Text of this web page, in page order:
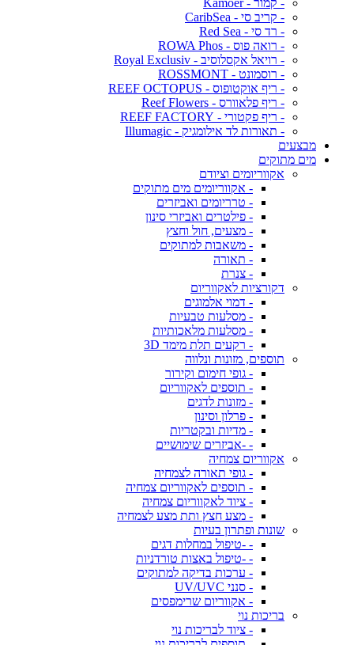
- קמור - Kamoer
- קריב סי - CaribSea
- רד סי - Red Sea
- רואה פוס - ROWA Phos
- רויאל אקסלוסיב - Royal Exclusiv
- רוסמונט - ROSSMONT
- ריף אוקטופוס - REEF OCTOPUS
- ריף פלאוורס - Reef Flowers
- ריף פקטורי - REEF FACTORY
- תאורות לד אילומגיק - Illumagic
מבצעים
מים מתוקים
אקווריומים וציודם
- אקווריומים מים מתוקים
- טרריומים ואביזרים
- פילטרים ואביזרי סינון
- מצעים, חול וחצץ
- משאבות למתוקים
- תאורה
- צנרת
דקורציות לאקווריום
- דמוי אלמוגים
- מסלעות טבעיות
- מסלעות מלאכותיות
- רקעים תלת מימד 3D
תוספים, מזונות ונלווה
- גופי חימום וקירור
- תוספים לאקווריום
- מזונות לדגים
- פרלון וסינון
- מדיות ובקטריות
- -אביזרים שימושיים
אקווריום צמחיה
- גופי תאורה לצמחיה
- תוספים לאקווריום צמחיה
- ציוד לאקווריום צמחיה
- מצע חצץ ותת מצע לצמחיה
שונות ופתרון בעיות
- -טיפול במחלות דגים
- -טיפול באצות טורדניות
- ערכות בדיקה למתוקים
- סנני UV/UVC
- אקווריום שרימפסים
בריכות נוי
- ציוד לבריכות נוי